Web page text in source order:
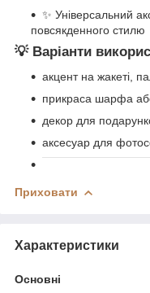
✨ Універсальний
повсякденного стилю
💡 Варіанти
акцент на жакеті,
прикраса шарфа
декор для
аксесуар для
Приховати
Характеристики
Основні